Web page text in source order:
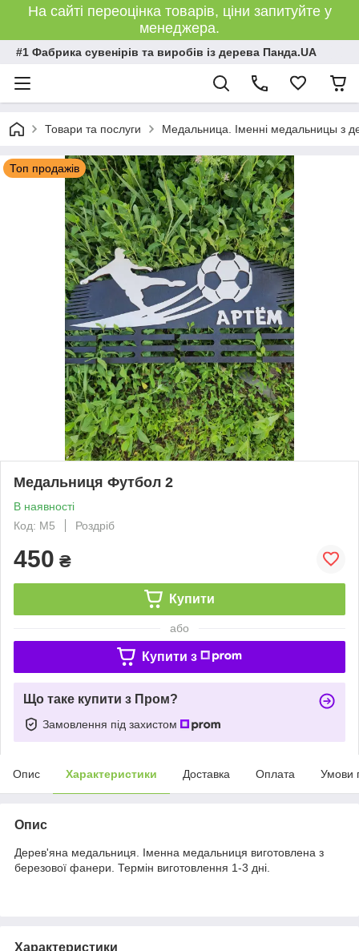
На сайті переоцінка товарів, ціни запитуйте у
менеджера.
#1 Фабрика сувенірів та виробів із дерева Панда.UA
Товари та послуги Медальница. Іменні медальницы з
Топ продажів
Медальниця Футбол 2
В наявності
Код: М5
Роздріб
450 ₴
Купити
або
Купити з
Що таке купити з Пром?
Замовлення під захистом
Опис Характеристики Доставка Оплата Умови
Опис
Дерев'яна медальниця. Іменна медальниця виготовлена з
березової фанери. Термін виготовлення 1-3 дні.
Характеристики